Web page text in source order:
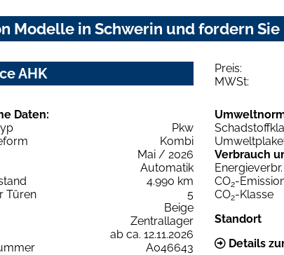
Modelle in Schwerin und fordern Sie
AHK Preis:
MWSt:
Daten:
Pkw
Kombi
Mai / 2026
Automatik
4.990 km
Türen
5
Beige
Zentrallager
ab ca. 12.11.2026
A046643
Verbrauch
CO2-
CO2-Klasse
Standort
Details